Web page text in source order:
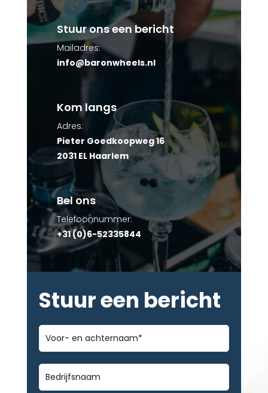
Stuur ons een bericht
Mailadres:
info@baronwheels.nl
Kom langs
Adres:
Pieter Goedkoopweg 16
2031 EL Haarlem
Bel ons
Telefoonnummer:
+31 (0)6-52335844
Stuur een bericht
Voor-
en
achternaam*
Bedrijfsnaam